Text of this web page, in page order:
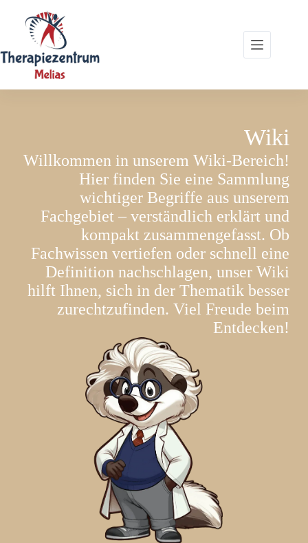
springen
Wiki
Willkommen in unserem Wiki-Bereich!
Hier finden Sie eine Sammlung
wichtiger Begriffe aus unserem
Fachgebiet – verständlich erklärt und
kompakt zusammengefasst. Ob
Fachwissen vertiefen oder schnell eine
Definition nachschlagen, unser Wiki
hilft Ihnen, sich in der Thematik besser
zurechtzufinden. Viel Freude beim
Entdecken!